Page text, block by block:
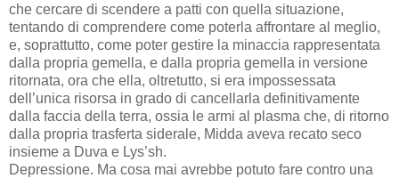
che cercare di scendere a patti con quella situazione,
tentando di comprendere come poterla affrontare al meglio,
e, soprattutto, come poter gestire la minaccia rappresentata
dalla propria gemella, e dalla propria gemella in versione
ritornata, ora che ella, oltretutto, si era impossessata
dell’unica risorsa in grado di cancellarla definitivamente
dalla faccia della terra, ossia le armi al plasma che, di ritorno
dalla propria trasferta siderale, Midda aveva recato seco
insieme a Duva e Lys’sh.
Depressione. Ma cosa mai avrebbe potuto fare contro una